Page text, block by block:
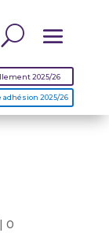
2025/26
adhésion 2025/26
| 0